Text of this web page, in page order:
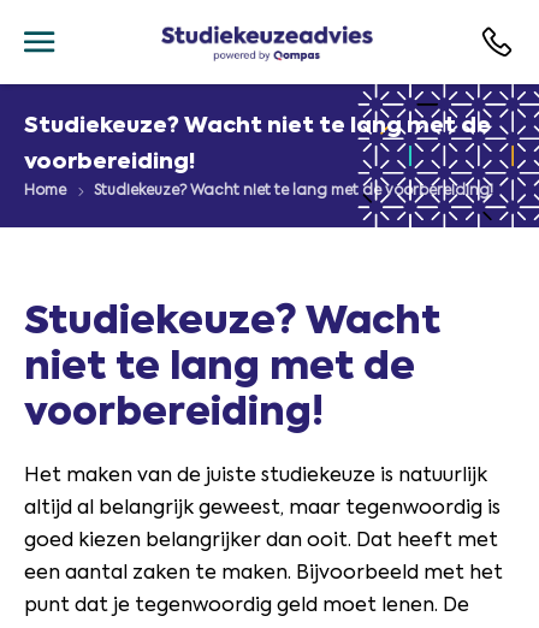
Studiekeuze? Wacht niet te lang met de
voorbereiding!
Home Studiekeuze? Wacht niet te lang met de voorbereiding!
Studiekeuze? Wacht
niet te lang met de
voorbereiding!
Het maken van de juiste studiekeuze is natuurlijk
altijd al belangrijk geweest, maar tegenwoordig is
goed kiezen belangrijker dan ooit. Dat heeft met
een aantal zaken te maken. Bijvoorbeeld met het
punt dat je tegenwoordig geld moet lenen. De